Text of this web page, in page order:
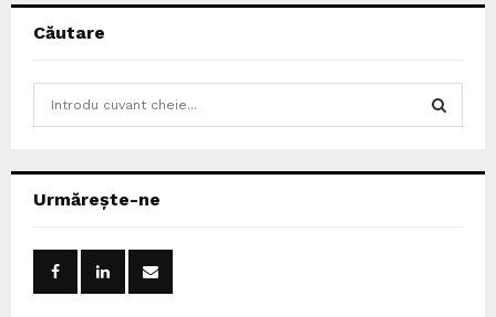
Căutare
h
Urmărește-ne